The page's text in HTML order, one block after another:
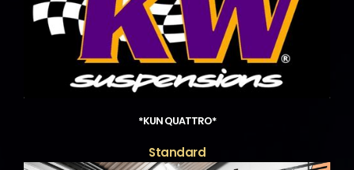
*KUN QUATTRO*
Standard